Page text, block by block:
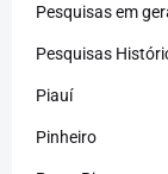
Pesquisas em
Pesquisas
Piauí
Pinheiro